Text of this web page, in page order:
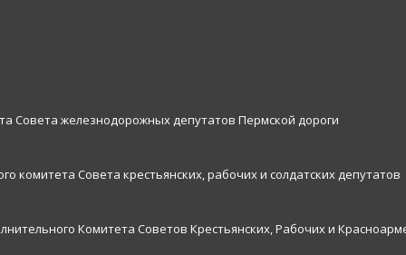
Совета железнодорожных депутатов Пермской дороги
комитета Совета крестьянских, рабочих и солдатских депутатов
Комитета Советов Крестьянских, Рабочих и